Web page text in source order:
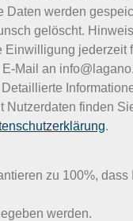
Daten werden
gelöscht.
Einwilligung jederzeit
Mail an
Nutzerdaten finden
.
zu 100%, dass
werden.